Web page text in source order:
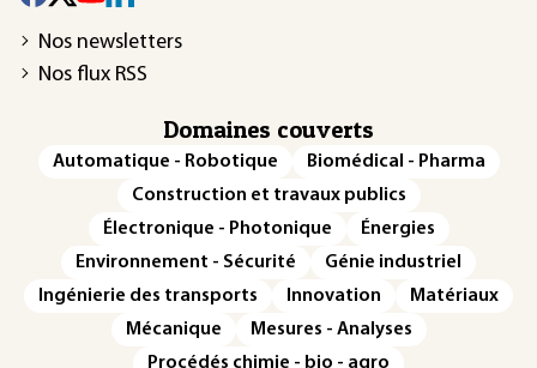
Nos newsletters
Nos flux RSS
Domaines couverts
Automatique - Robotique
Biomédical - Pharma
Construction et travaux publics
Électronique - Photonique
Énergies
Environnement - Sécurité
Génie industriel
Ingénierie des transports
Innovation
Matériaux
Mécanique
Mesures - Analyses
Procédés chimie - bio - agro